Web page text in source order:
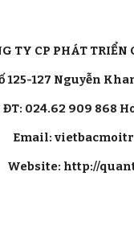
TY CP PHÁT
125-127 Nguyễn
ĐT: 024.62 909 868
Email:
Website: http://